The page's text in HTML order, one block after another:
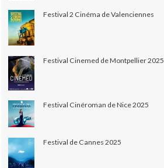
Festival 2 Cinéma de Valenciennes
Festival Cinemed de Montpellier 2025
Festival Cinéroman de Nice 2025
Festival de Cannes 2025